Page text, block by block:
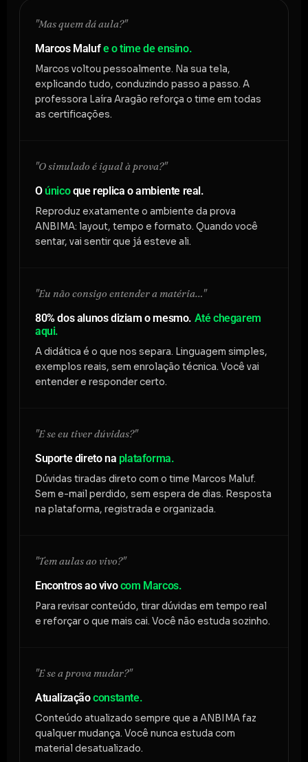
"Mas quem dá aula?"
Marcos Malufe o time de ensino.
Marcos voltou pessoalmente. Na sua tela,
explicando tudo, conduzindo passo a passo. A
professora Laíra Aragão reforça o time em todas
as certificações.
"O simulado é igual à prova?"
Oúnicoque replica o ambiente real.
Reproduz exatamente o ambiente da prova
ANBIMA: layout, tempo e formato. Quando você
sentar, vai sentir que já esteve ali.
"Eu não consigo entender a matéria…"
80% dos alunos diziam o mesmo. Até chegarem
aqui.
A didática é o que nos separa. Linguagem simples,
exemplos reais, sem enrolação técnica. Você vai
entender e responder certo.
"E se eu tiver dúvidas?"
Suporte direto na plataforma.
Dúvidas tiradas direto com o time Marcos Maluf.
Sem e-mail perdido, sem espera de dias. Resposta
na plataforma, registrada e organizada.
"Tem aulas ao vivo?"
Encontros ao vivocom Marcos.
Para revisar conteúdo, tirar dúvidas em tempo real
e reforçar o que mais cai. Você não estuda sozinho.
"E se a prova mudar?"
Atualizaçãoconstante.
Conteúdo atualizado sempre que a ANBIMA faz
qualquer mudança. Você nunca estuda com
material desatualizado.